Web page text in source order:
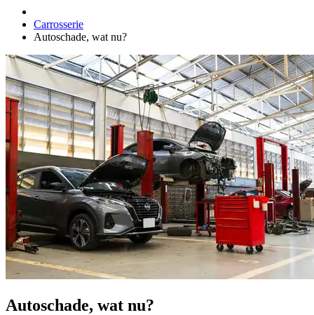
Carrosserie
Autoschade, wat nu?
Autoschade, wat nu?